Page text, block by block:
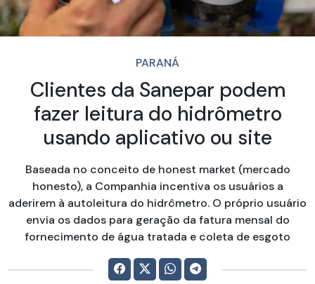
PARANÁ
Clientes da Sanepar podem
fazer leitura do hidrômetro
usando aplicativo ou site
Baseada no conceito de honest market (mercado
honesto), a Companhia incentiva os usuários a
aderirem à autoleitura do hidrômetro. O próprio usuário
envia os dados para geração da fatura mensal do
fornecimento de água tratada e coleta de esgoto